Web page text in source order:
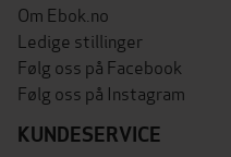
Om Ebok.no
Ledige stillinger
Følg oss på Facebook
Følg oss på Instagram
KUNDESERVICE